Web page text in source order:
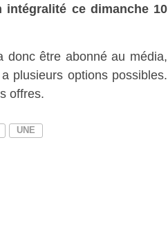
intégralité ce dimanche 10
donc être abonné au média,
plusieurs options possibles.
offres.
UNE